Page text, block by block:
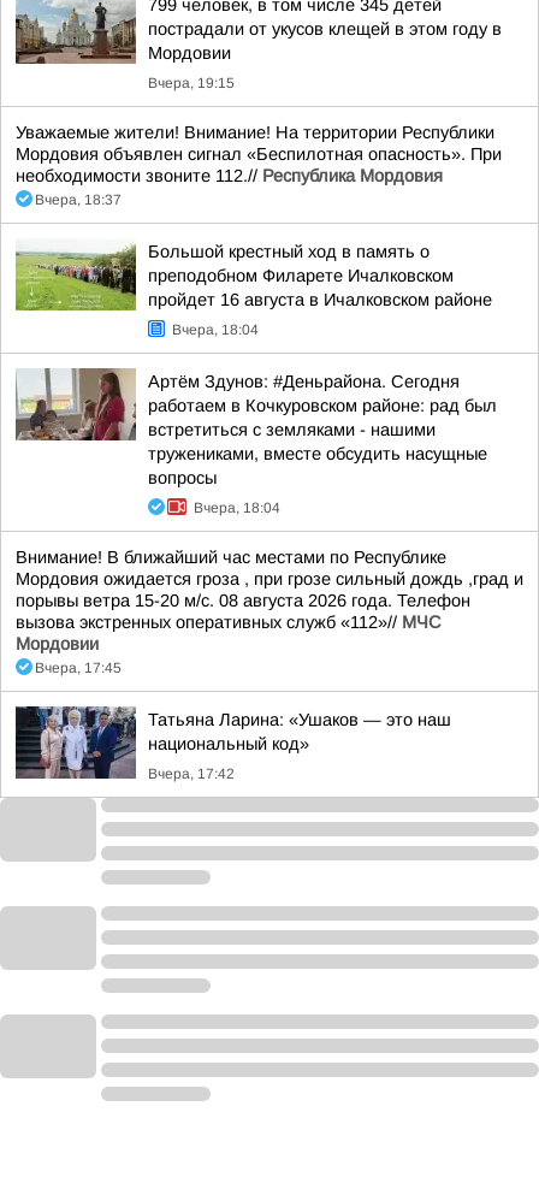
799 человек, в том числе 345 детей
пострадали от укусов клещей в этом году в
Мордовии
Вчера, 19:15
Уважаемые жители! Внимание! На территории Республики
Мордовия объявлен сигнал «Беспилотная опасность». При
необходимости звоните 112.// Республика Мордовия
Вчера, 18:37
Большой крестный ход в память о
преподобном Филарете Ичалковском
пройдет 16 августа в Ичалковском районе
Вчера, 18:04
Артём Здунов: #Деньрайона. Сегодня
работаем в Кочкуровском районе: рад был
встретиться с земляками - нашими
тружениками, вместе обсудить насущные
вопросы
Вчера, 18:04
Внимание! В ближайший час местами по Республике
Мордовия ожидается гроза , при грозе сильный дождь ,град и
порывы ветра 15-20 м/с. 08 августа 2026 года. Телефон
вызова экстренных оперативных служб «112»// МЧС
Мордовии
Вчера, 17:45
Татьяна Ларина: «Ушаков — это наш
национальный код»
Вчера, 17:42